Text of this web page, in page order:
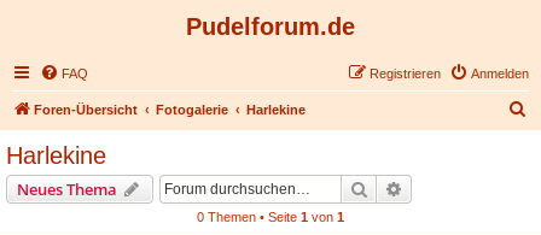
Pudelforum.de
FAQ Anmelden
Registrieren
Foren-Übersicht Fotogalerie Harlekine
Harlekine
Neues Thema Suche
0 Themen • Seite 1 von 1